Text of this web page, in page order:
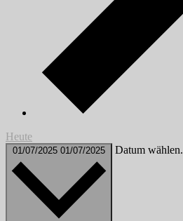
Heute
01/07/2025 01/07/2025 Datum wählen.